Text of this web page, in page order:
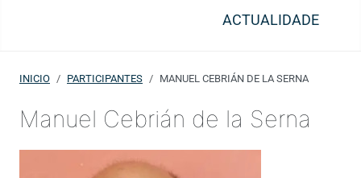
ACTUALIDADE
INICIO PARTICIPANTES MANUEL CEBRIÁN DE LA SERNA
Manuel Cebrián de la Serna